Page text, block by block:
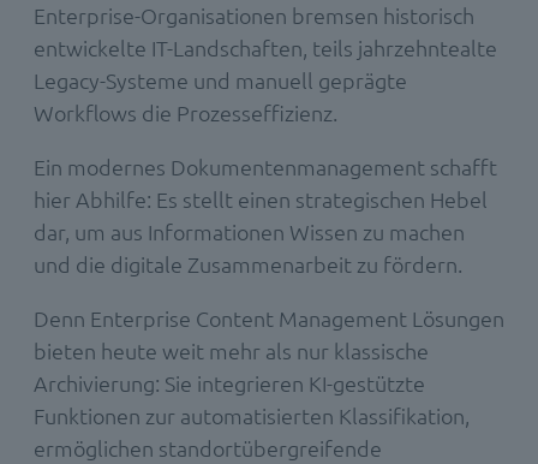
Enterprise-Organisationen bremsen historisch
entwickelte IT-Landschaften, teils jahrzehntealte
Legacy-Systeme und manuell geprägte
Workflows die Prozesseffizienz.
Ein modernes Dokumentenmanagement schafft
hier Abhilfe: Es stellt einen strategischen Hebel
dar, um aus Informationen Wissen zu machen
und die digitale Zusammenarbeit zu fördern.
Denn Enterprise Content Management Lösungen
bieten heute weit mehr als nur klassische
Archivierung: Sie integrieren KI-gestützte
Funktionen zur automatisierten Klassifikation,
ermöglichen standortübergreifende